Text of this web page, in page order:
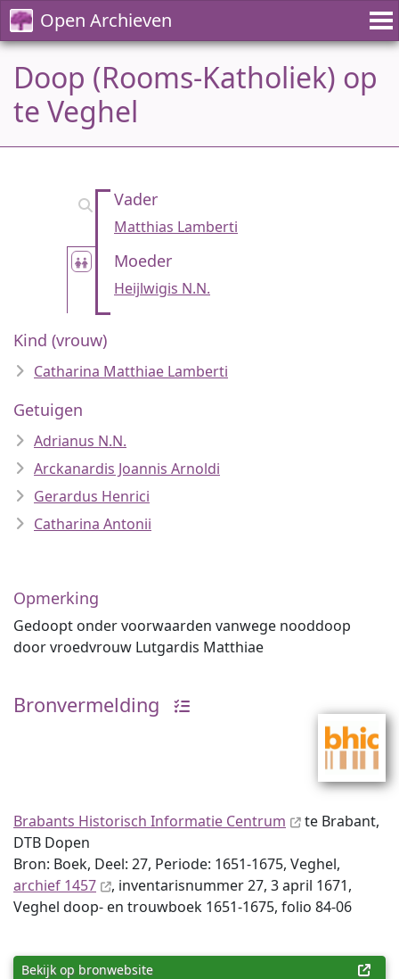
Open Archieven
Doop (Rooms-Katholiek) op
te Veghel
Vader
Matthias Lamberti
Moeder
Heijlwigis N.N.
Kind (vrouw)
Catharina Matthiae Lamberti
Getuigen
Adrianus N.N.
Arckanardis Joannis Arnoldi
Gerardus Henrici
Catharina Antonii
Opmerking
Gedoopt onder voorwaarden vanwege nooddoop
door vroedvrouw Lutgardis Matthiae
Bronvermelding
Brabants Historisch Informatie Centrum
te Brabant,
DTB Dopen
Bron: Boek, Deel: 27, Periode: 1651-1675, Veghel,
archief 1457
, inventaris­num­mer 27, 3 april 1671,
Veghel doop- en trouwboek 1651-1675, folio 84-06
Bekijk op bronwebsite